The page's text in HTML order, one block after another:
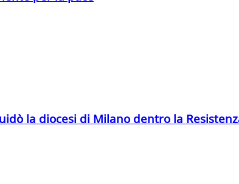
la diocesi di Milano dentro la